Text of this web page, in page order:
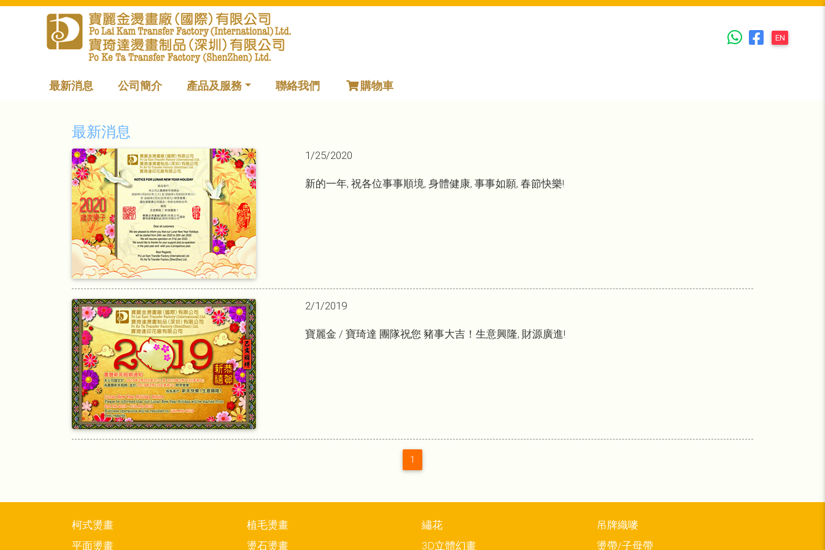
EN
最新消息 公司簡介 產品及服務 聯絡我們 購物車
最新消息
1/25/2020
新的一年, 祝各位事事順境, 身體健康, 事事如願, 春節快樂!
2/1/2019
寶麗金 / 寶琦達 團隊祝您 豬事大吉！生意興隆, 財源廣進!
1
柯式燙畫
平面燙畫
植毛燙畫
燙石燙畫
繡花
3D立體幻畫
吊牌織嘜
燙帶/子母帶